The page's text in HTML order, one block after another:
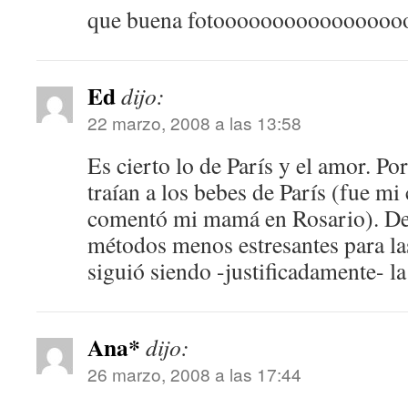
que buena
Eddijo:
22 marzo, 2008 a las 13:58
Es cierto lo de París y el amor.
traían a los bebes de París (fue mi
comentó mi mamá en Rosario).
métodos menos estresantes para
siguió siendo -justificadamente-
Ana* dijo:
26 marzo, 2008 a las 17:44